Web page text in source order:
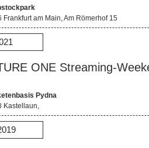
Frankfurt am Main, Am Römerhof 15
ONE Streaming-
Pydna
Kastellaun,